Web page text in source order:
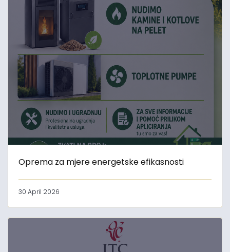
Oprema za mjere energetske efikasnosti
30 April 2026